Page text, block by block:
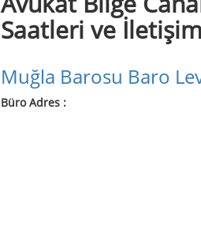
Saatleri ve
Muğla Barosu Baro
Büro Adres :